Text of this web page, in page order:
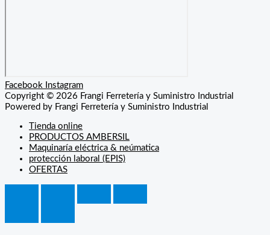
Facebook
Instagram
Copyright © 2026 Frangi Ferretería y Suministro Industrial
Powered by Frangi Ferretería y Suministro Industrial
Tienda online
PRODUCTOS AMBERSIL
Maquinaría eléctrica & neúmatica
protección laboral (EPIS)
OFERTAS